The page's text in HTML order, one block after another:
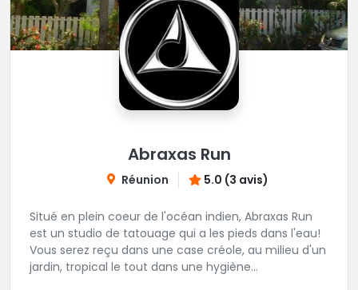
Abraxas Run
Réunion 5.0 (3 avis)
Situé en plein coeur de l'océan indien, Abraxas Run
est un studio de tatouage qui a les pieds dans l'eau!
Vous serez reçu dans une case créole, au milieu d'un
jardin, tropical le tout dans une hygiène